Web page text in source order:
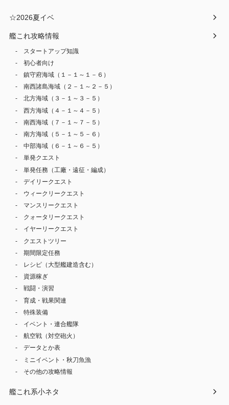
☆2026夏イベ
艦これ攻略情報
スタートアップ知識
初心者向け
鎮守府海域（１－１～１－６）
南西諸島海域（２－１～２－５）
北方海域（３－１～３－５）
西方海域（４－１～４－５）
南西海域（７－１～７－５）
南方海域（５－１～５－６）
中部海域（６－１～６－５）
単発クエスト
単発任務（工廠・遠征・編成）
デイリークエスト
ウィークリークエスト
マンスリークエスト
クォータリークエスト
イヤーリークエスト
クエストツリー
期間限定任務
レシピ（大型艦建造含む）
資源稼ぎ
戦闘・演習
育成・戦果関連
特殊装備
イベント・連合艦隊
航空戦（対空砲火）
データとか表
ミニイベント・秋刀魚漁
その他の攻略情報
艦これ系小ネタ